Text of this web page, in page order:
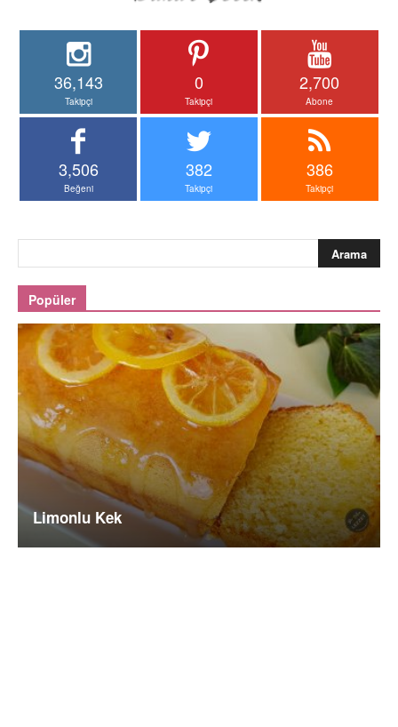
36,143
Takipçi
0
Takipçi
2,700
Abone
3,506
Beğeni
382
Takipçi
386
Takipçi
Popüler
Limonlu Kek